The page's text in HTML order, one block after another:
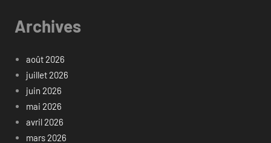
Archives
août 2026
juillet 2026
juin 2026
mai 2026
avril 2026
mars 2026